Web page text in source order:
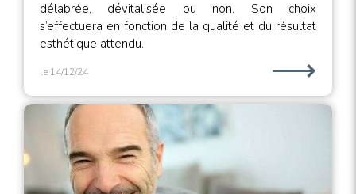
délabrée, dévitalisée ou non. Son choix
s’effectuera en fonction de la qualité et du résultat
esthétique attendu.
le 14/12/24 ⟶